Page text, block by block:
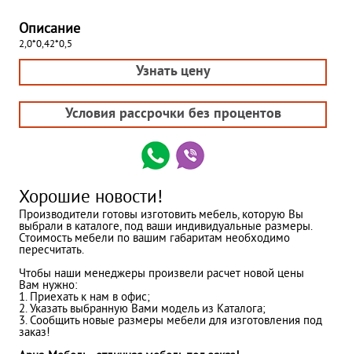
Описание
2,0*0,42*0,5
Узнать цену
Условия рассрочки без процентов
Хорошие новости!
Производители готовы изготовить мебель, которую Вы
выбрали в каталоге, под ваши индивидуальные размеры.
Стоимость мебели по вашим габаритам необходимо
пересчитать.
Чтобы наши менеджеры произвели расчет новой цены
Вам нужно:
1. Приехать к нам в офис;
2. Указать выбранную Вами модель из Каталога;
3. Сообщить новые размеры мебели для изготовления под
заказ!